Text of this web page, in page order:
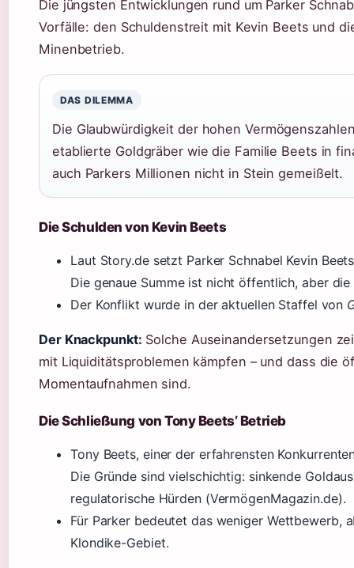
Die jüngsten Entwicklungen rund um Parker
Vorfälle: den Schuldenstreit mit Kevin Beets und
Minenbetrieb.
DAS DILEMMA
Die Glaubwürdigkeit der hohen
etablierte Goldgräber wie die Familie Beets in
auch Parkers Millionen nicht in Stein gemeißelt.
Die Schulden von Kevin Beets
Laut Story.de setzt Parker Schnabel Kevin
Die genaue Summe ist nicht öffentlich, aber
Der Konflikt wurde in der aktuellen Staffel von
Der Knackpunkt: Solche Auseinandersetzungen
mit Liquiditätsproblemen kämpfen – und dass die
Momentaufnahmen sind.
Die Schließung von Tony Beets’ Betrieb
Tony Beets, einer der erfahrensten
Die Gründe sind vielschichtig: sinkende
regulatorische Hürden (VermögenMagazin.de).
Für Parker bedeutet das weniger Wettbewerb,
Klondike-Gebiet.